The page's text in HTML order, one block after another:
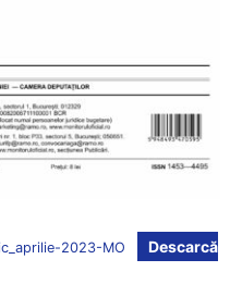
2023-MO
Descarcă